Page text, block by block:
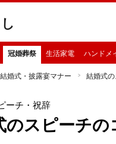
冠婚葬祭 生活家電 ハンドメ
結婚式・披露宴マナー 結婚式
ーチ・祝辞
スピーチの